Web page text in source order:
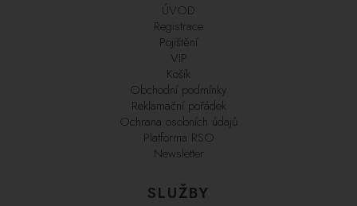
ÚVOD
Registrace
Pojištění
VIP
Košík
Obchodní podmínky
Reklamační pořádek
Ochrana osobních údajů
Platforma RSO
Newsletter
SLUŽBY